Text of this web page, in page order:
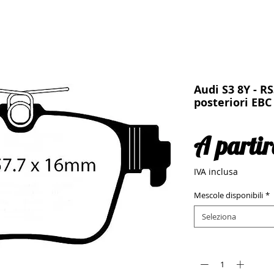
Audi S3 8Y -
posteriori EBC
A
IVA inclusa
Mescole disponibili *
Seleziona